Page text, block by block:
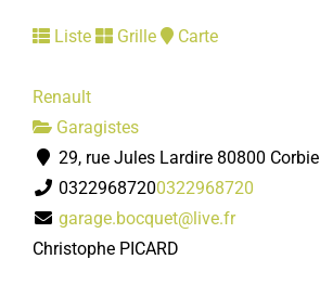
Liste Grille Carte
Renault
Garagistes
29, rue Jules Lardire 80800 Corbie
03229687200322968720
garage.bocquet@live.fr
Christophe PICARD